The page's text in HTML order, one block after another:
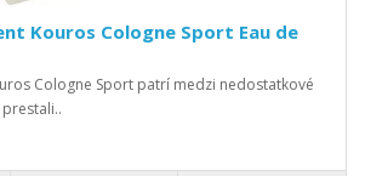
Kouros Cologne Sport Eau de
Cologne Sport patrí medzi nedostatkové